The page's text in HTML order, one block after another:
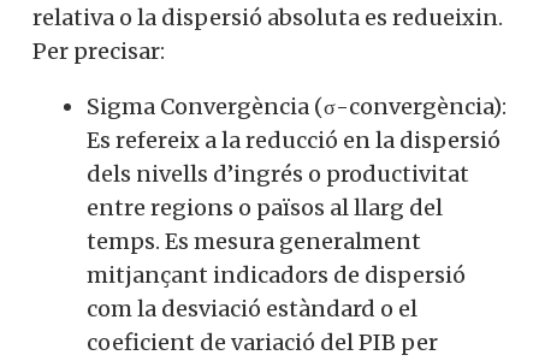
relativa o la dispersió absoluta es redueixin.
Per precisar:
Sigma Convergència (σ-convergència):
Es refereix a la reducció en la dispersió
dels nivells d’ingrés o productivitat
entre regions o països al llarg del
temps. Es mesura generalment
mitjançant indicadors de dispersió
com la desviació estàndard o el
coeficient de variació del PIB per